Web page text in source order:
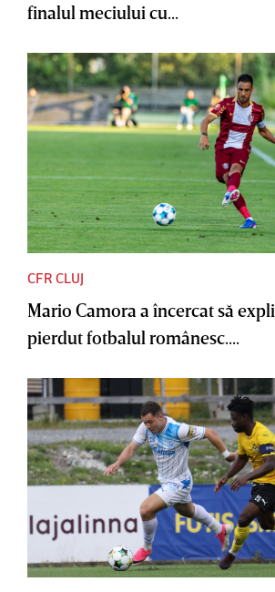
finalul meciului cu...
CFR CLUJ
Mario Camora a încercat să
pierdut fotbalul românesc....